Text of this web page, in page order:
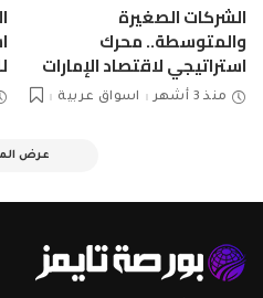
الشركات الصغيرة
والمتوسطة.. محرك
استراتيجي لاقتصاد الإمارات
منذ 3 أشهر اسواق عربية
عرض